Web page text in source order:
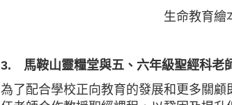
生命教育繪
3. 馬鞍山靈糧堂與五、六年級聖經科老
為了配合學校正向教育的發展和更多關